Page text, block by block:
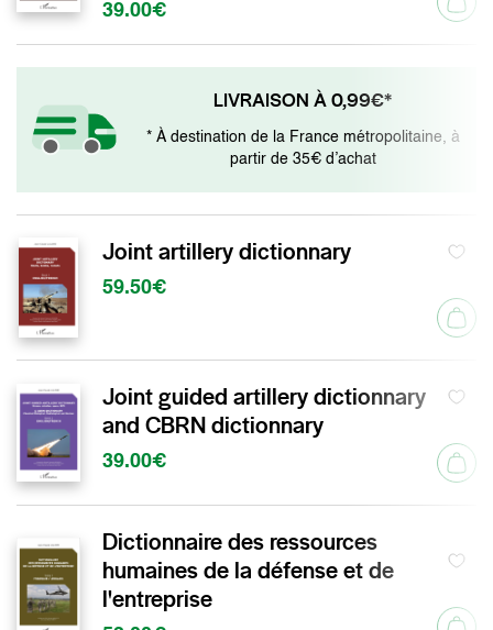
39.00€
LIVRAISON À 0,99€*
* À destination de la France métropolitaine, à
partir de 35€ d’achat
Joint artillery dictionnary
59.50€
Joint guided artillery dictionnary
and CBRN dictionnary
39.00€
Dictionnaire des ressources
humaines de la défense et de
l'entreprise